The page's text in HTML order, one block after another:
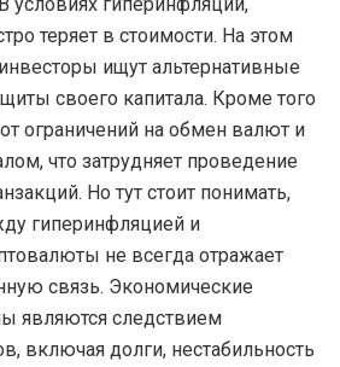
теряет в стоимости. На этом
ищут альтернативные
своего капитала. Кроме того
ограничений на обмен валют и
что затрудняет проведение
Но тут стоит понимать,
гиперинфляцией и
не всегда отражает
связь. Экономические
являются следствием
включая долги, нестабильность